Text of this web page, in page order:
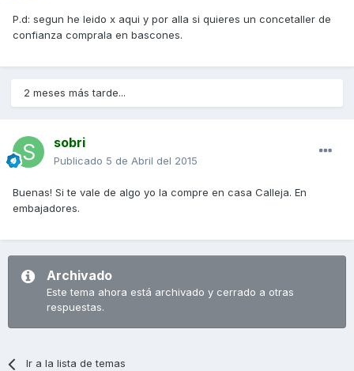
P.d: segun he leido x aqui y por alla si quieres un concetaller de
confianza comprala en bascones.
2 meses más tarde...
sobri
Publicado 5 de Abril del 2015
Buenas! Si te vale de algo yo la compre en casa Calleja. En
embajadores.
Archivado
Este tema ahora está archivado y cerrado a otras
respuestas.
Ir a la lista de temas